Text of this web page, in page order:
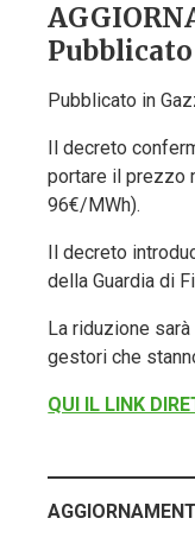
Pubblicato in
Il decreto
portare il prezzo
96€/MWh).
Il decreto
della Guardia di
La riduzione
gestori che
QUI IL LINK